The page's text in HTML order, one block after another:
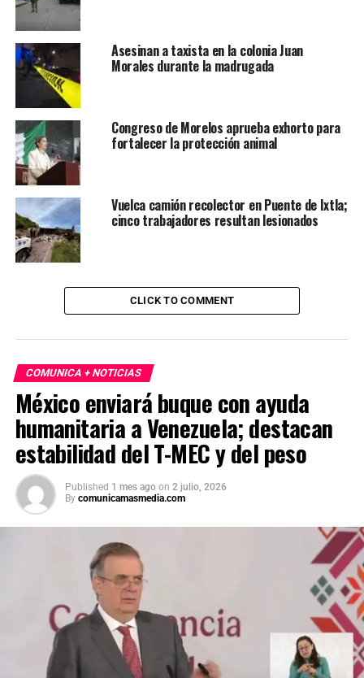
Asesinan a taxista en la colonia Juan
Morales durante la madrugada
Congreso de Morelos aprueba exhorto para
fortalecer la protección animal
Vuelca camión recolector en Puente de Ixtla;
cinco trabajadores resultan lesionados
CLICK TO COMMENT
COMUNICA + NOTICIAS
México enviará buque con ayuda
humanitaria a Venezuela; destacan
estabilidad del T-MEC y del peso
Published 1 mes ago on 2 julio, 2026
By comunicamasmedia.com